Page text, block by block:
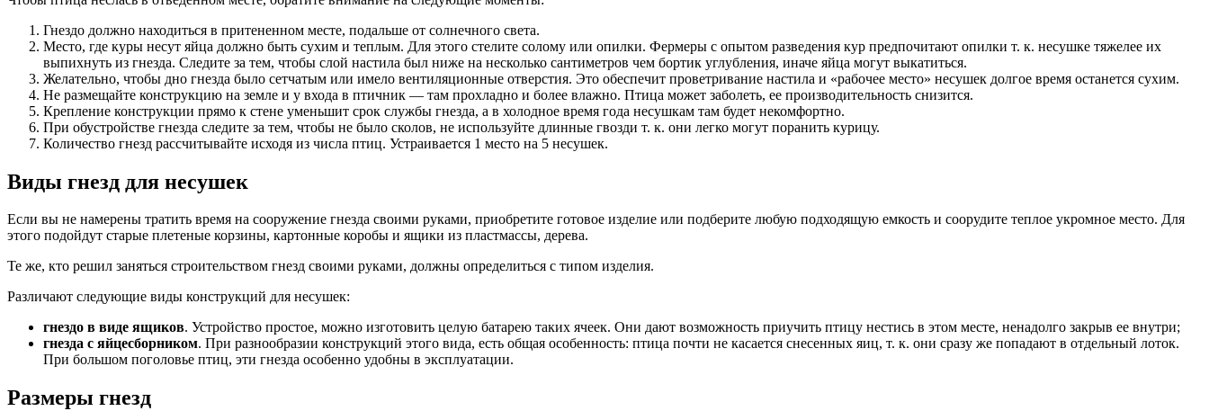
Гнездо должно находиться в притененном месте, подальше от солнечного света.
Место, где куры несут яйца должно быть сухим и теплым. Для этого стелите солому или опилки. Фермеры с опытом разведения кур предпочитают опилки т. к. несушке тяжелее их
выпихнуть из гнезда. Следите за тем, чтобы слой настила был ниже на несколько сантиметров чем бортик углубления, иначе яйца могут выкатиться.
Желательно, чтобы дно гнезда было сетчатым или имело вентиляционные отверстия. Это обеспечит проветривание настила и «рабочее место» несушек долгое время останется сухим.
Не размещайте конструкцию на земле и у входа в птичник — там прохладно и более влажно. Птица может заболеть, ее производительность снизится.
Крепление конструкции прямо к стене уменьшит срок службы гнезда, а в холодное время года несушкам там будет некомфортно.
При обустройстве гнезда следите за тем, чтобы не было сколов, не используйте длинные гвозди т. к. они легко могут поранить курицу.
Количество гнезд рассчитывайте исходя из числа птиц. Устраивается 1 место на 5 несушек.
Виды гнезд для несушек
Если вы не намерены тратить время на сооружение гнезда своими руками, приобретите готовое изделие или подберите любую подходящую емкость и соорудите теплое укромное место. Для
этого подойдут старые плетеные корзины, картонные коробы и ящики из пластмассы, дерева.
Те же, кто решил заняться строительством гнезд своими руками, должны определиться с типом изделия.
Различают следующие виды конструкций для несушек:
гнездо в виде ящиков. Устройство простое, можно изготовить целую батарею таких ячеек. Они дают возможность приучить птицу нестись в этом месте, ненадолго закрыв ее внутри;
гнезда с яйцесборником. При разнообразии конструкций этого вида, есть общая особенность: птица почти не касается снесенных яиц, т. к. они сразу же попадают в отдельный лоток.
При большом поголовье птиц, эти гнезда особенно удобны в эксплуатации.
Размеры гнезд